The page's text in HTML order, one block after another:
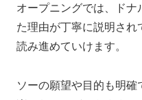
オープニングでは、ドナ
た理由が丁寧に説明され
読み進めていけます。
ソーの願望や目的も明